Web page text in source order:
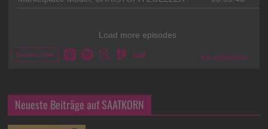
Neueste Beiträge auf SAATKORN